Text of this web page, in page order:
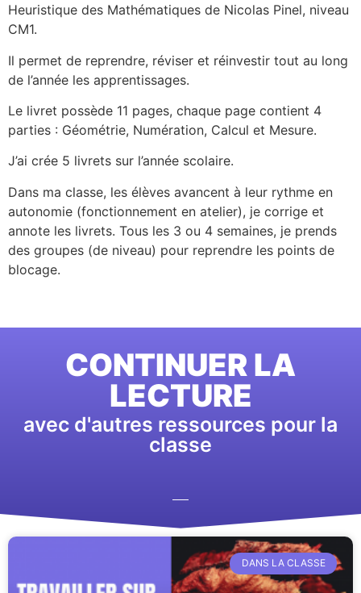
Heuristique des Mathématiques de Nicolas Pinel, niveau
CM1.
Il permet de reprendre, réviser et réinvestir tout au long
de l’année les apprentissages.
Le livret possède 11 pages, chaque page contient 4
parties : Géométrie, Numération, Calcul et Mesure.
J’ai crée 5 livrets sur l’année scolaire.
Dans ma classe, les élèves avancent à leur rythme en
autonomie (fonctionnement en atelier), je corrige et
annote les livrets. Tous les 3 ou 4 semaines, je prends
des groupes (de niveau) pour reprendre les points de
blocage.
CONTINUER LA
LECTURE
avec d'autres ressources pour la
classe
DANS LA CLASSE